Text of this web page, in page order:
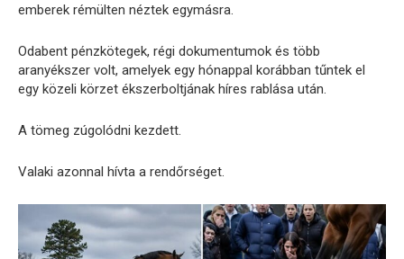
emberek rémülten néztek egymásra.
Odabent pénzkötegek, régi dokumentumok és több
aranyékszer volt, amelyek egy hónappal korábban tűntek el
egy közeli körzet ékszerboltjának híres rablása után.
A tömeg zúgolódni kezdett.
Valaki azonnal hívta a rendőrséget.